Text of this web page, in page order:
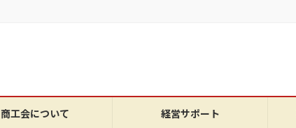
商工会について 経営サポート